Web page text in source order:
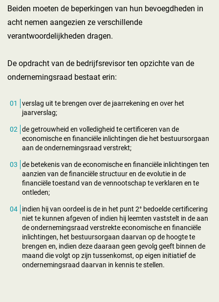
Beiden moeten de beperkingen van hun bevoegdheden in
acht nemen aangezien ze verschillende
verantwoordelijkheden dragen.
De opdracht van de bedrijfsrevisor ten opzichte van de
ondernemingsraad bestaat erin:
verslag uit te brengen over de jaarrekening en over het
jaarverslag;
de getrouwheid en volledigheid te certificeren van de
economische en financiële inlichtingen die het bestuursorgaan
aan de ondernemingsraad verstrekt;
de betekenis van de economische en financiële inlichtingen ten
aanzien van de financiële structuur en de evolutie in de
financiële toestand van de vennootschap te verklaren en te
ontleden;
indien hij van oordeel is de in het punt 2° bedoelde certificering
niet te kunnen afgeven of indien hij leemten vaststelt in de aan
de ondernemingsraad verstrekte economische en financiële
inlichtingen, het bestuursorgaan daarvan op de hoogte te
brengen en, indien deze daaraan geen gevolg geeft binnen de
maand die volgt op zijn tussenkomst, op eigen initiatief de
ondernemingsraad daarvan in kennis te stellen.